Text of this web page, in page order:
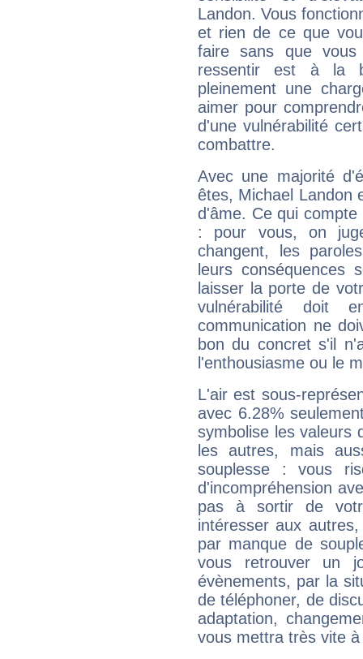
Landon. Vous
et rien de ce que
faire sans que
ressentir est à la
pleinement une
aimer pour
d'une vulnérabilité
combattre.
Avec une majorité
êtes, Michael Landon
d'âme. Ce qui
: pour vous, on
changent, les
leurs conséquences
laisser la porte de
vulnérabilité doit
communication ne
bon du concret s'il
l'enthousiasme ou le
L'air est sous-
avec 6.28%
symbolise les valeurs
les autres, mais
souplesse : vous
d'incompréhension
pas à sortir de
intéresser aux
par manque de
vous retrouver un
évènements, par la
de téléphoner, de
adaptation,
vous mettra très vite